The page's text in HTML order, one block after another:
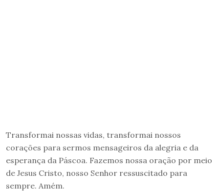
Transformai nossas vidas, transformai nossos
corações para sermos mensageiros da alegria e da
esperança da Páscoa. Fazemos nossa oração por meio
de Jesus Cristo, nosso Senhor ressuscitado para
sempre. Amém.